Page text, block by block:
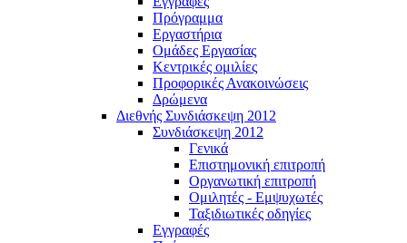
Πρόγραμμα
Εργαστήρια
Ομάδες Εργασίας
Κεντρικές ομιλίες
Προφορικές Ανακοινώσεις
Δρώμενα
Διεθνής Συνδιάσκεψη 2012
Συνδιάσκεψη 2012
Γενικά
Επιστημονική επιτροπή
Οργανωτική επιτροπή
Ομιλητές - Εμψυχωτές
Ταξιδιωτικές οδηγίες
Εγγραφές